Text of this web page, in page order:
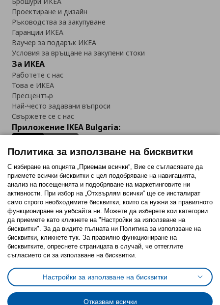
Проектиране и дизайн
Ръководства за закупуване
Гаранции ИКЕА
Ваучер за подарък ИКЕА
Условия за връщане на закупени стоки
За ИКЕА
Работете с нас
Това е ИКЕА
Пресцентър
Най-често задавани въпроси
Свържете се с нас
Приложение IKEA Bulgaria:
Последвайте ни:
FacebookTwitterYoutubePinterestInstagram
Политика за използване на бисквитки (Cookies)
Избор на настройки за използване на бисквитки
Условия за ползване на ikea.bgОбща политика за личните данни
Политика за защита на личните данни на ikea.bg
Общи условия на програма IKEA Family
Политика за използване на бисквитки
С избиране на опцията „Приемам всички“, Вие се съгласявате да
приемете всички бисквитки с цел подобряване на навигацията,
анализ на посещенията и подобряване на маркетинговите ни
активности. При избор на „Отхвърлям всички“ ще се инсталират
само строго необходимитe бисквитки, които са нужни за правилното
функциониране на уебсайта ни. Можете да изберете кои категории
да приемете като кликнете на "Настройки за използване на
бисквитки". За да видите пълната ни Политика за използване на
бисквитки, кликнете тук. За правилно функциониране на
бисквитките, опреснете страницата в случай, че оттеглите
съгласието си за използване на бисквитки.
Настройки за използване на бисквитки
Отказвам всички